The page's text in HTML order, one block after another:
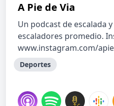
A Pie de Via
Un podcast de escalada
escaladores promedio.
www.instagram.com/
Deportes